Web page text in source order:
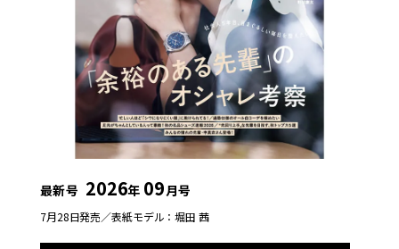
最新号 2026年 09月号
7月28日発売／表紙モデル：堀田 茜